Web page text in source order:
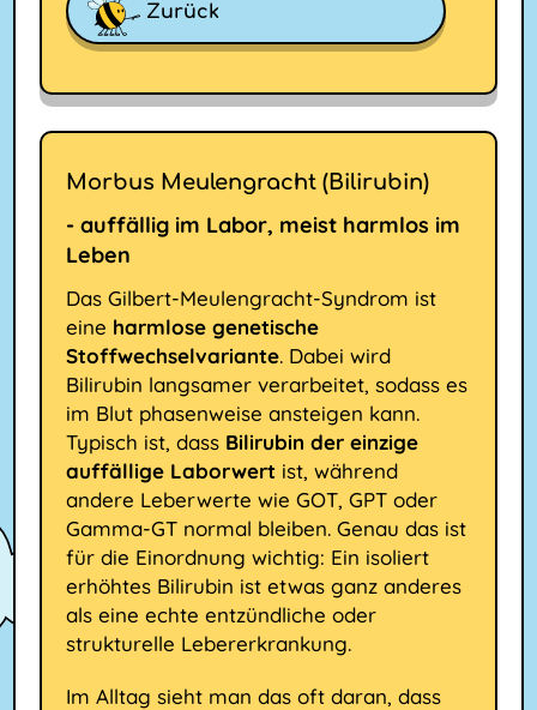
Zurück
Morbus Meulengracht (Bilirubin)
- auffällig im Labor, meist harmlos im
Leben
Das Gilbert-Meulengracht-Syndrom ist
eine harmlose genetische
Stoffwechselvariante. Dabei wird
Bilirubin langsamer verarbeitet, sodass es
im Blut phasenweise ansteigen kann.
Typisch ist, dass Bilirubin der einzige
auffällige Laborwert ist, während
andere Leberwerte wie GOT, GPT oder
Gamma-GT normal bleiben. Genau das ist
für die Einordnung wichtig: Ein isoliert
erhöhtes Bilirubin ist etwas ganz anderes
als eine echte entzündliche oder
strukturelle Lebererkrankung.
Im Alltag sieht man das oft daran, dass